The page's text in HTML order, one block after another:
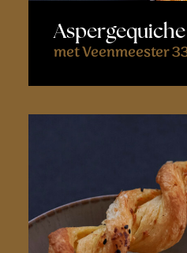
Aspergequiche
met Veenmeester